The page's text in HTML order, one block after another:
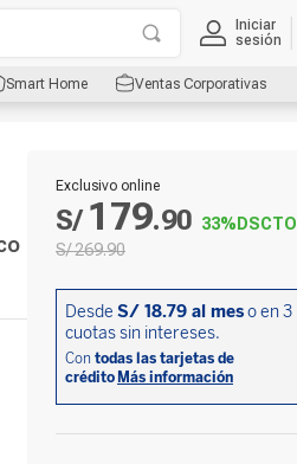
Iniciar
sesión
Smart Home Ventas Corporativas
Exclusivo online
S/ 179.90 33% DSCTO
S/269.90